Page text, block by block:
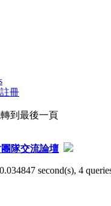
冊
到最後一頁
隊交流論壇
second(s), 4